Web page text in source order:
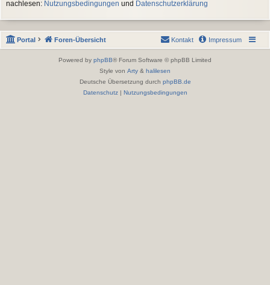
nachlesen: Nutzungsbedingungen und Datenschutzerklärung
Portal Foren-Übersicht Impressum
Kontakt
Powered by phpBB® Forum Software © phpBB Limited
Style von Arty & halilesen
Deutsche Übersetzung durch phpBB.de
Datenschutz| Nutzungsbedingungen